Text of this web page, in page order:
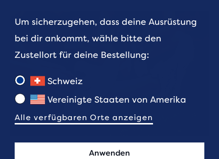
Um sicherzugehen, dass deine Ausrüstung
bei dir ankommt, wähle bitte den
Zustellort für deine Bestellung:
Schweiz
Vereinigte Staaten von Amerika
Alle verfügbaren Orte anzeigen
Anwenden